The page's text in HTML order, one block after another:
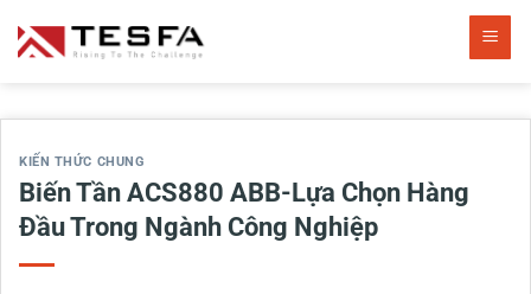
qua
KIẾN THỨC CHUNG
Biến Tần ACS880 ABB-Lựa Chọn Hàng
Đầu Trong Ngành Công Nghiệp